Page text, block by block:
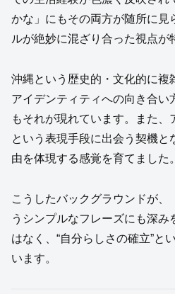
かな」にもその両方が随所に見
ルが絶妙に混ざり合った視点が
沖縄という歴史的・文化的に複
アイデンティティへの向き合い
もそれが現れています。また
という表現手段に出会う契機と
由を体現する感覚を育てました。
こうしたバックグラウンドが、
うシンプルなフレーズにも深
はなく、“自分らしさの確立”と
います。